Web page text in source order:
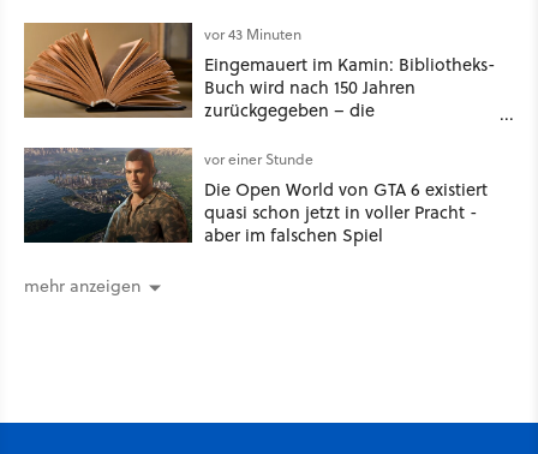
vor 43 Minuten
Eingemauert im Kamin: Bibliotheks-
Buch wird nach 150 Jahren
zurückgegeben – die
vor einer Stunde
Die Open World von GTA 6 existiert
quasi schon jetzt in voller Pracht -
aber im falschen Spiel
mehr anzeigen